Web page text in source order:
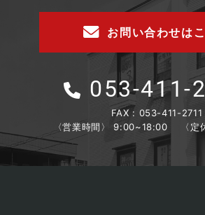
053-411-
FAX : 053-411-2711
〈営業時間〉 9:00~18:00
〈定
お問い合わせは